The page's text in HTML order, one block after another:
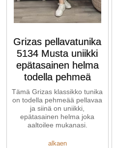
Grizas pellavatunika
5134 Musta uniikki
epätasainen helma
todella pehmeä
Tämä Grizas klassikko tunika
on todella pehmeää pellavaa
ja siinä on uniikki,
epätasainen helma joka
aaltoilee mukanasi.
alkaen